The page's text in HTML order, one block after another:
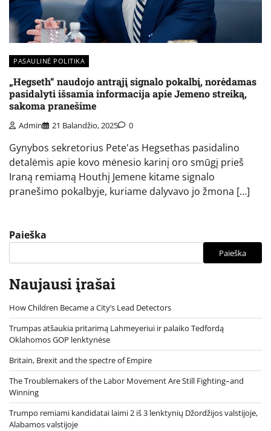
PASAULINĖ POLITIKA
„Hegseth“ naudojo antrąjį signalo pokalbį, norėdamas
pasidalyti išsamia informacija apie Jemeno streiką,
sakoma pranešime
Admin 21 Balandžio, 2025 0
Gynybos sekretorius Pete'as Hegsethas pasidalino
detalėmis apie kovo mėnesio karinį oro smūgį prieš
Iraną remiamą Houthį Jemene kitame signalo
pranešimo pokalbyje, kuriame dalyvavo jo žmona […]
Paieška
Paieška
Naujausi įrašai
How Children Became a City’s Lead Detectors
Trumpas atšaukia pritarimą Lahmeyeriui ir palaiko Tedfordą
Oklahomos GOP lenktynėse
Britain, Brexit and the spectre of Empire
The Troublemakers of the Labor Movement Are Still Fighting–and
Winning
Trumpo remiami kandidatai laimi 2 iš 3 lenktynių Džordžijos valstijoje,
Alabamos valstijoje